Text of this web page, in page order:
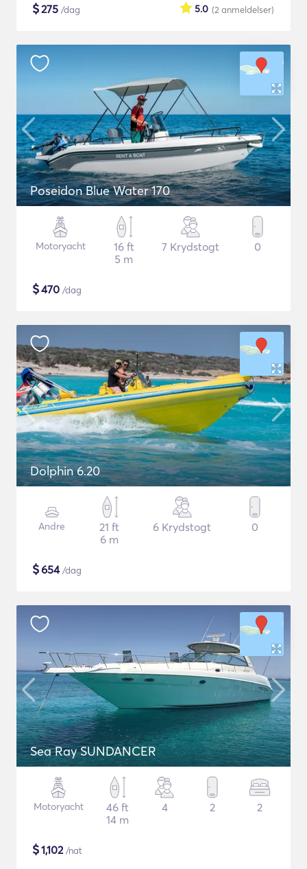
$275 /dag (2 anmeldelser)
5.0
Poseidon Blue Water 170
Motoryacht
16 ft
5 m
7 Krydstogt 0
$470 /dag
Dolphin 6.20
Andre
21 ft
6 m
6 Krydstogt 0
$654/dag
Sea Ray SUNDANCER
Motoryacht
46 ft
14 m
4 2 2
$1,102/nat